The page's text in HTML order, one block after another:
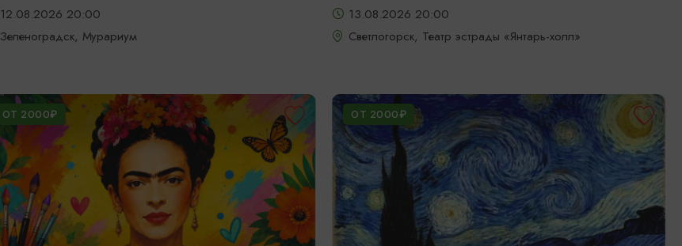
12.08.2026 20:00
Зеленоградск, Мурариум
13.08.2026 20:00
Светлогорск, Театр эстрады «Янтарь-холл»
ОТ 2000₽ ОТ 2000₽